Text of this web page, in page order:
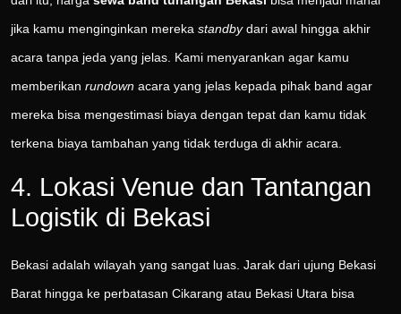
jika kamu menginginkan mereka standbydari awal hingga akhir
acara tanpa jeda yang jelas. Kami menyarankan agar kamu
memberikan rundown acara yang jelas kepada pihak band agar
mereka bisa mengestimasi biaya dengan tepat dan kamu tidak
terkena biaya tambahan yang tidak terduga di akhir acara.
4. Lokasi Venue dan Tantangan
Logistik di Bekasi
Bekasi adalah wilayah yang sangat luas. Jarak dari ujung Bekasi
Barat hingga ke perbatasan Cikarang atau Bekasi Utara bisa